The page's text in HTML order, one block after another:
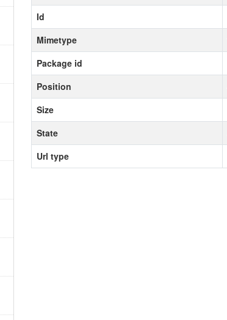
Id
Mimetype
Package id
Position
Size
State
Url type